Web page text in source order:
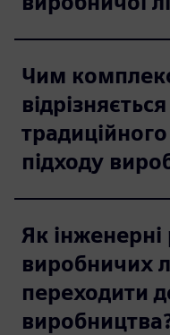
Чим
підходу
Як
виробничих
переходити